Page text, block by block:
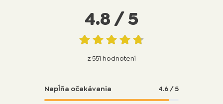
4.8 / 5
z 551 hodnotení
Napĺňa očakávania 4.6 / 5